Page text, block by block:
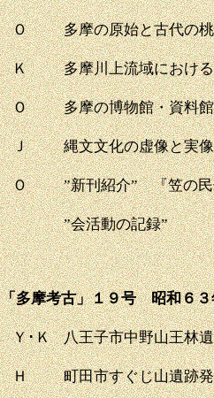
Ｏ 多摩の原始と古代
Ｋ 多摩川上流域におけ
Ｏ 多摩の博物館・資料
Ｊ 縄文文化の虚像と実像
Ｏ ”新刊紹介” 『笠の
”会活動の記録”
「多摩考古」１９号 昭和６３
Ｙ･Ｋ 八王子市中野山王林
Ｈ 町田市すぐじ山遺跡